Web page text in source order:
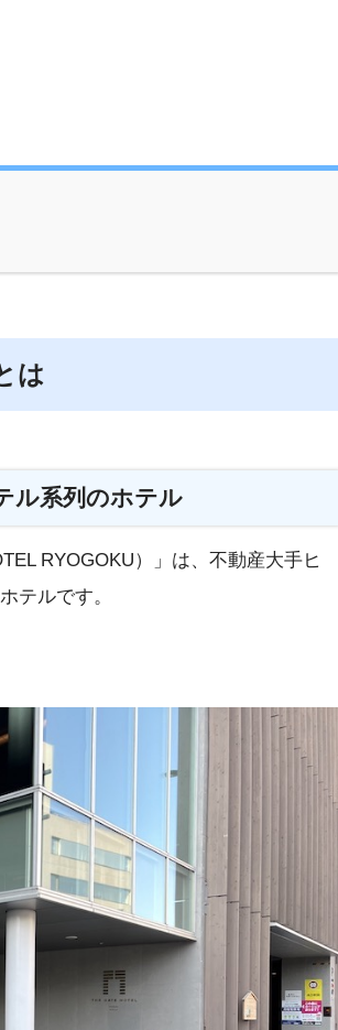
は
ル系列のホテル
RYOGOKU）」は、不動産大手ヒ
テルです。